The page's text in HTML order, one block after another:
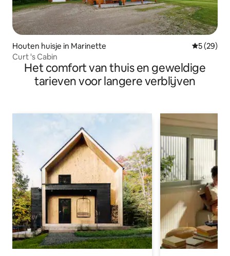
Houten huisje in Marinette
5 (29)
Curt 's Cabin
Het comfort van thuis en geweldige
tarieven voor langere verblijven